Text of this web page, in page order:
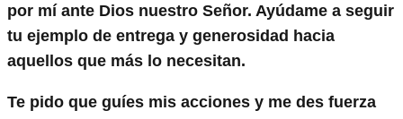
por mí ante Dios nuestro Señor. Ayúdame a seguir
tu ejemplo de entrega y generosidad hacia
aquellos que más lo necesitan.
Te pido que guíes mis acciones y me des fuerza